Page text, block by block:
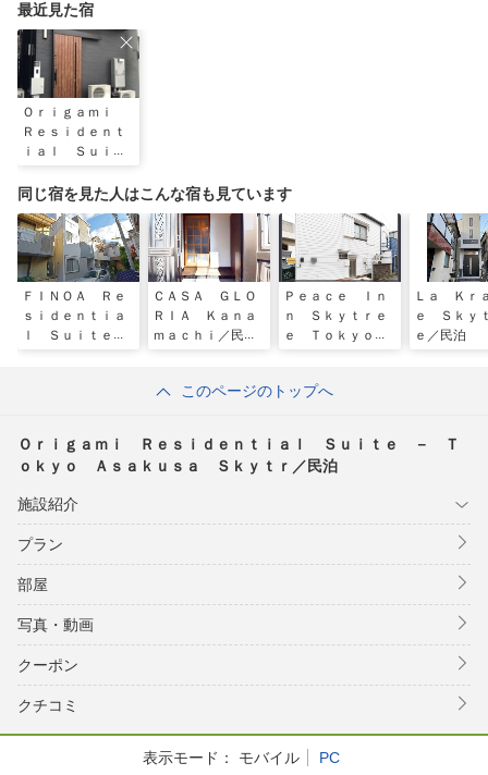
最近見た宿
Ｏｒｉｇａｍｉ
Ｒｅｓｉｄｅｎｔ
ｉａｌ Ｓｕｉｔ
ｏ Ａｓａｋｕｓ
ａ Ｓｋｙｔｒ／
民泊
同じ宿を見た人はこんな宿も見ています
ＦＩＮＯＡ Ｒｅ
ｓｉｄｅｎｔｉａ
ｌ Ｓｕｉｔｅ
ＣＡＳＡ ＧＬＯ
ＲＩＡ Ｋａｎａ
ｍａｃｈｉ／民泊
Ｐｅａｃｅ Ｉｎ
ｎ Ｓｋｙｔｒｅ
ｅ Ｔｏｋｙｏ
Ｌａ Ｋｒ
ｅ Ｓｋｙ
ｅ／民泊
このページのトップへ
Ｏｒｉｇａｍｉ Ｒｅｓｉｄｅｎｔｉａｌ Ｓｕｉｔｅ － Ｔ
ｏｋｙｏ Ａｓａｋｕｓａ Ｓｋｙｔｒ／民泊
施設紹介
プラン
部屋
写真・動画
クーポン
クチコミ
表示モード： モバイル PC